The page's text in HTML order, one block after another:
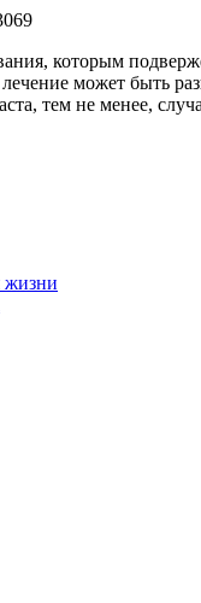
которым
может быть
тем не менее,
жизни